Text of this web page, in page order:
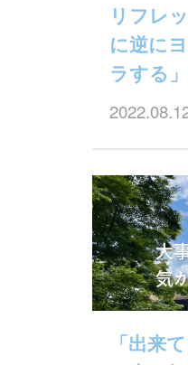
リフレ
に逆に
ラする
「出来